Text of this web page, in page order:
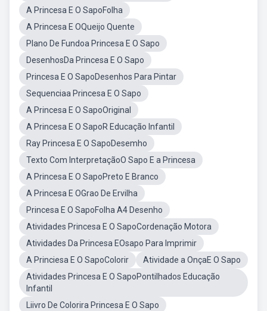
A Princesa E O SapoFolha
A Princesa E OQueijo Quente
Plano De Fundoa Princesa E O Sapo
DesenhosDa Princesa E O Sapo
Princesa E O SapoDesenhos Para Pintar
Sequenciaa Princesa E O Sapo
A Princesa E O SapoOriginal
A Princesa E O SapoR Educação Infantil
Ray Princesa E O SapoDesemho
Texto Com InterpretaçãoO Sapo E a Princesa
A Princesa E O SapoPreto E Branco
A Princesa E OGrao De Ervilha
Princesa E O SapoFolha A4 Desenho
Atividades Princesa E O SapoCordenação Motora
Atividades Da Princesa EOsapo Para Imprimir
A Princiesa E O SapoColorir
Atividade a OnçaE O Sapo
Atividades Princesa E O SapoPontilhados Educação
Infantil
Liivro De Colorira Princesa E O Sapo